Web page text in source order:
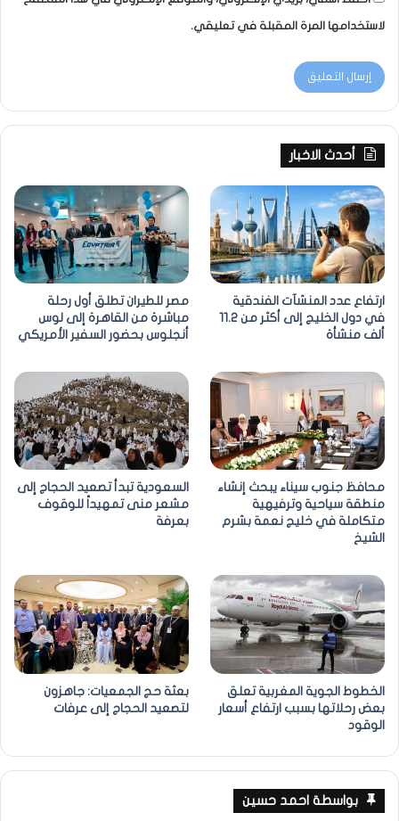
لاستخدامها المرة المقبلة في تعليقي.
أحدث الاخبار
ارتفاع عدد المنشآت الفندقية
في دول الخليج إلى أكثر من 11.2
ألف منشأة
مصر للطيران تطلق أول رحلة
مباشرة من القاهرة إلى لوس
أنجلوس بحضور السفير الأمريكي
محافظ جنوب سيناء يبحث إنشاء
منطقة سياحية وترفيهية
متكاملة في خليج نعمة بشرم
الشيخ
السعودية تبدأ تصعيد الحجاج إلى
مشعر منى تمهيداً للوقوف
بعرفة
الخطوط الجوية المغربية تعلق
بعض رحلاتها بسبب ارتفاع أسعار
الوقود
بعثة حج الجمعيات: جاهزون
لتصعيد الحجاج إلى عرفات
بواسطة احمد حسين